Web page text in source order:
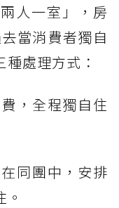
人一室」，房
當消費者獨自
處理方式：
，全程獨自住
同團中，安排